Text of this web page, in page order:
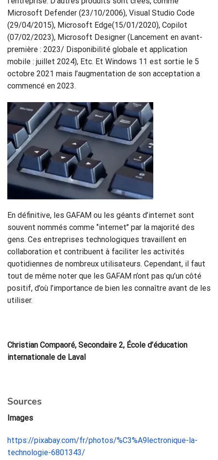
Microsoft Defender (23/10/2006), Visual Studio Code
(29/04/2015), Microsoft Edge(15/01/2020), Copilot
(07/02/2023), Microsoft Designer (Lancement en avant-
première : 2023/ Disponibilité globale et application
mobile : juillet 2024), Etc. Et Windows 11 est sortie le 5
octobre 2021 mais l’augmentation de son acceptation a
commencé en 2023.
En définitive, les GAFAM ou les géants d’internet sont
souvent nommés comme ‘’internet’’ par la majorité des
gens. Ces entreprises technologiques travaillent en
collaboration et contribuent à faciliter les activités
quotidiennes de nombreux utilisateurs. Cependant, il faut
tout de même noter que les GAFAM n’ont pas qu’un côté
positif, d’où l’importance de bien les connaître avant de les
utiliser.
Christian Compaoré, Secondaire 2, École d’éducation
internationale de Laval
Sources
Images
https://pixabay.com/fr/photos/%C3%A9lectronique-la-
technologie-6801343/